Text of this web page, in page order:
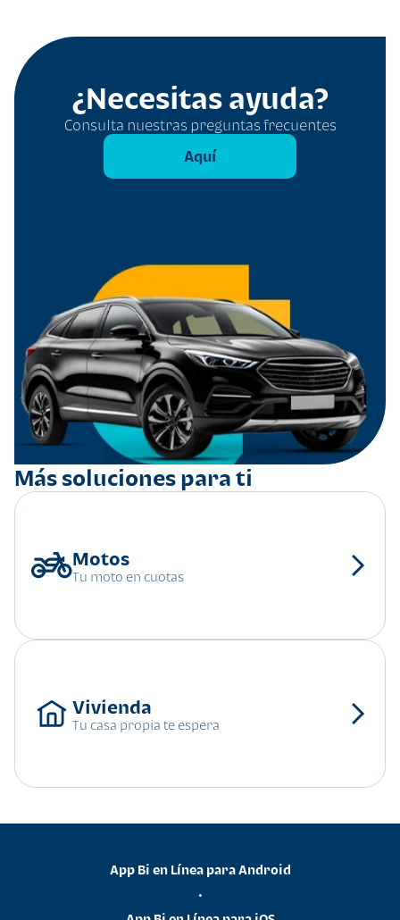
¿Necesitas ayuda?
Consulta nuestras preguntas frecuentes
Aquí
Más soluciones para ti
Tu moto en cuotas
Tu casa propia te espera
App Bi en Línea para Android
•